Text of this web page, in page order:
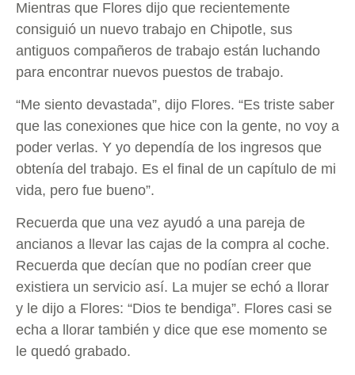
Mientras que Flores dijo que recientemente
consiguió un nuevo trabajo en Chipotle, sus
antiguos compañeros de trabajo están luchando
para encontrar nuevos puestos de trabajo.
“Me siento devastada”, dijo Flores. “Es triste saber
que las conexiones que hice con la gente, no voy a
poder verlas. Y yo dependía de los ingresos que
obtenía del trabajo. Es el final de un capítulo de mi
vida, pero fue bueno”.
Recuerda que una vez ayudó a una pareja de
ancianos a llevar las cajas de la compra al coche.
Recuerda que decían que no podían creer que
existiera un servicio así. La mujer se echó a llorar
y le dijo a Flores: “Dios te bendiga”. Flores casi se
echa a llorar también y dice que ese momento se
le quedó grabado.